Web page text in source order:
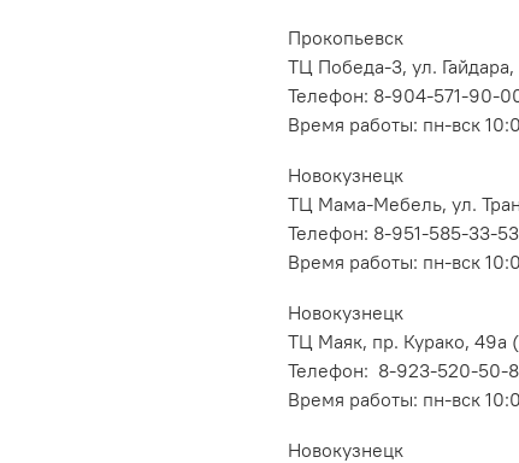
Прокопьевск
ТЦ Победа-3, ул. Гайдара,
Телефон: 8-904-571-90-
Время работы: пн-вск
Новокузнецк
ТЦ Мама-Мебель, ул.
Телефон: 8-951-585-33-53
Время работы: пн-вск
Новокузнецк
ТЦ Маяк, пр. Курако, 49а
Телефон: 8-923-520-50-
Время работы: пн-вск
Новокузнецк